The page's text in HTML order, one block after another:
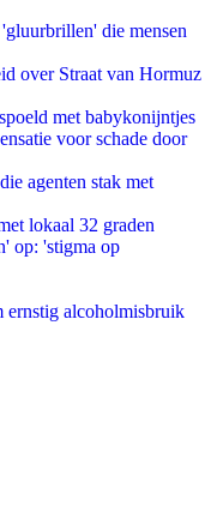
die mensen
over Straat van Hormuz
met babykonijntjes
voor schade door
agenten stak met
lokaal 32 graden
op: 'stigma op
ernstig alcoholmisbruik